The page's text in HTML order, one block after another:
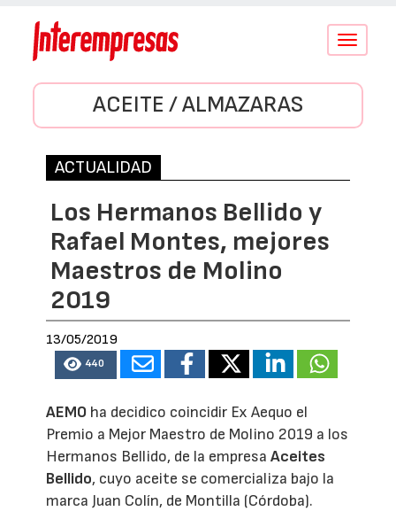
Conmutar
ACEITE / ALMAZARAS
ACTUALIDAD
Los Hermanos Bellido y
Rafael Montes, mejores
Maestros de Molino
2019
13/05/2019
440
AEMO ha decidico coincidir Ex Aequo el
Premio a Mejor Maestro de Molino 2019 a los
Hermanos Bellido, de la empresaAceites
Bellido, cuyo aceite se comercializa bajo la
marca Juan Colín, de Montilla (Córdoba).